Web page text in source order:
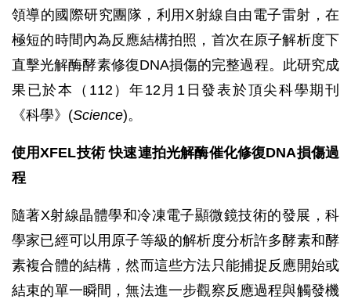
領導的國際研究團隊，利用X射線自由電子雷射，在
極短的時間內為反應結構拍照，首次在原子解析度下
直擊光解酶酵素修復DNA損傷的完整過程。此研究成
果已於本（112）年12月1日發表於頂尖科學期刊
《科學》(Science)。
使用XFEL技術 快速連拍光解酶催化修復DNA損傷過
程
隨著X射線晶體學和冷凍電子顯微鏡技術的發展，科
學家已經可以用原子等級的解析度分析許多酵素和酵
素複合體的結構，然而這些方法只能捕捉反應開始或
結束的單一瞬間，無法進一步觀察反應過程與觸發機